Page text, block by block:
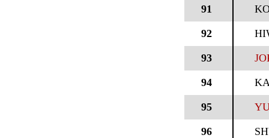
91
92
93
94
95
96